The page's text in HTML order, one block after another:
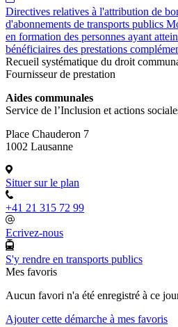
Directives relatives à l'attribution de
d'abonnements de transports publics
en formation des personnes ayant
bénéficiaires des prestations
Recueil systématique du droit
Fournisseur de prestation
Aides communales
Service de l’Inclusion et actions
Place Chauderon 7
1002 Lausanne
Situer sur le plan
+41 21 315 72 99
Ecrivez-nous
S'y rendre en transports publics
Mes favoris
Aucun favori n'a été enregistré à ce
Ajouter cette démarche à mes favoris